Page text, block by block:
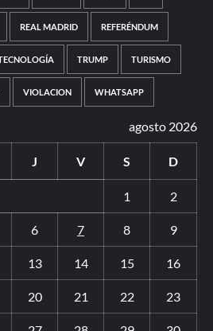
REAL MADRID REFERÉNDUM
TRUMP TURISMO
VIOLACION WHATSAPP
agosto 2026
J V S D
1 2
6 7 8 9
13 14 15 16
20 21 22 23